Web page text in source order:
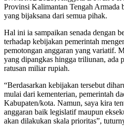
Provinsi Kalimantan Tengah Armada
yang bijaksana dari semua pihak.
Hal ini ia sampaikan senada dengan
terhadap kebijakan pemerintah
pemotongan anggaran yang variatif.
yang dipangkas hingga triliunan, ada
ratusan miliar rupiah.
“Berdasarkan kebijakan tersebut
mulai dari kementerian, pemerintah
Kabupaten/kota. Namun, saya kira
anggaran baik legislatif maupun
akan dilakukan skala prioritas”,